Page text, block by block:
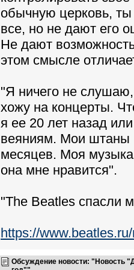
обычную церковь, ты
все, но не дают его
Не дают
этом смысле
"Я ничего не
хожу на концерты.
я ее 20 лет назад
веяниям. Мои штаны
месяцев. Моя музыка
она мне нравится".
"The Beatles спасли
https://
Обсуждение новости: "Новость